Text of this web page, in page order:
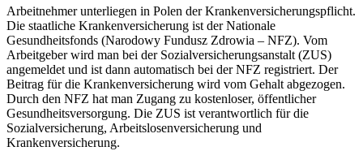
Arbeitnehmer unterliegen in Polen der Krankenversicherungspflicht.
Die staatliche Krankenversicherung ist der Nationale
Gesundheitsfonds (Narodowy Fundusz Zdrowia – NFZ). Vom
Arbeitgeber wird man bei der Sozialversicherungsanstalt (ZUS)
angemeldet und ist dann automatisch bei der NFZ registriert. Der
Beitrag für die Krankenversicherung wird vom Gehalt abgezogen.
Durch den NFZ hat man Zugang zu kostenloser, öffentlicher
Gesundheitsversorgung. Die ZUS ist verantwortlich für die
Sozialversicherung, Arbeitslosenversicherung und
Krankenversicherung.